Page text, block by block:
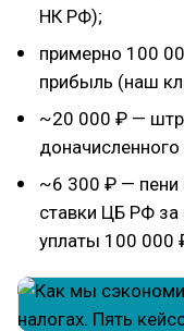
НК РФ);
примерно 100
прибыль (наш
~20 000 ₽ —
доначисленного
~6 300 ₽ — пени
ставки ЦБ РФ
уплаты 100 000